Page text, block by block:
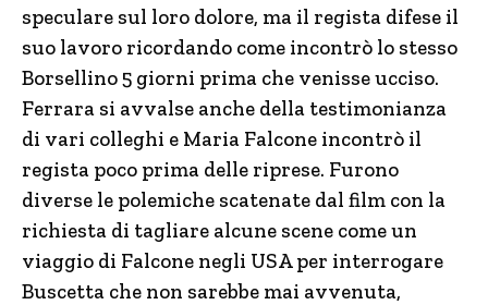
speculare sul loro dolore, ma il regista difese il
suo lavoro ricordando come incontrò lo stesso
Borsellino 5 giorni prima che venisse ucciso.
Ferrara si avvalse anche della testimonianza
di vari colleghi e Maria Falcone incontrò il
regista poco prima delle riprese. Furono
diverse le polemiche scatenate dal film con la
richiesta di tagliare alcune scene come un
viaggio di Falcone negli USA per interrogare
Buscetta che non sarebbe mai avvenuta,